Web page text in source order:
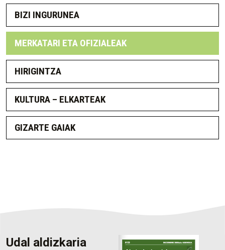
BIZI INGURUNEA
MERKATARI ETA OFIZIALEAK
HIRIGINTZA
KULTURA – ELKARTEAK
GIZARTE GAIAK
Udal aldizkaria